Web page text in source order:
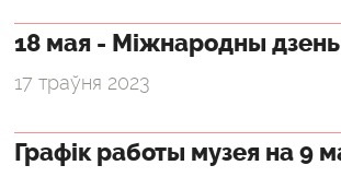
18 мая - Міжнародны
17 траўня 2023
Графік работы музея на 9